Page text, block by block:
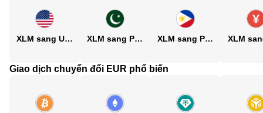
XLM sang USD XLM sang PKR XLM sang PHP
Giao dịch chuyển đổi EUR phổ biến